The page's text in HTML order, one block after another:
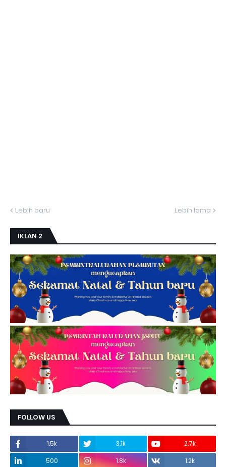
Lebih baru Lebih lama
IKLAN 2
FOLLOW US
1.5k 3.1k
2.7k
500
1.8k 1.2k